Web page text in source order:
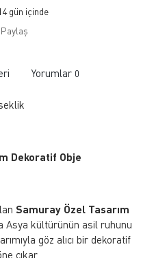
Yorumlar 0
Dekoratif Obje
Samuray Özel Tasarım
Asya kültürünün asil ruhunu
göz alıcı bir dekoratif
çıkar.